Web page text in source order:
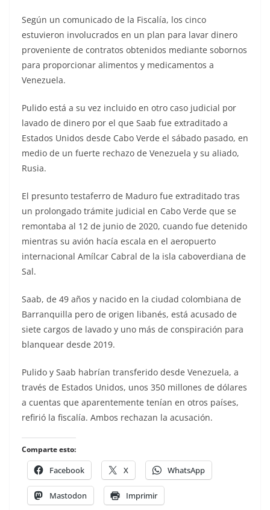
Según un comunicado de la Fiscalía, los cinco
estuvieron involucrados en un plan para lavar dinero
proveniente de contratos obtenidos mediante sobornos
para proporcionar alimentos y medicamentos a
Venezuela.
Pulido está a su vez incluido en otro caso judicial por
lavado de dinero por el que Saab fue extraditado a
Estados Unidos desde Cabo Verde el sábado pasado, en
medio de un fuerte rechazo de Venezuela y su aliado,
Rusia.
El presunto testaferro de Maduro fue extraditado tras
un prolongado trámite judicial en Cabo Verde que se
remontaba al 12 de junio de 2020, cuando fue detenido
mientras su avión hacía escala en el aeropuerto
internacional Amílcar Cabral de la isla caboverdiana de
Sal.
Saab, de 49 años y nacido en la ciudad colombiana de
Barranquilla pero de origen libanés, está acusado de
siete cargos de lavado y uno más de conspiración para
blanquear desde 2019.
Pulido y Saab habrían transferido desde Venezuela, a
través de Estados Unidos, unos 350 millones de dólares
a cuentas que aparentemente tenían en otros países,
refirió la fiscalía. Ambos rechazan la acusación.
Comparte esto:
Facebook X WhatsApp
Mastodon Imprimir